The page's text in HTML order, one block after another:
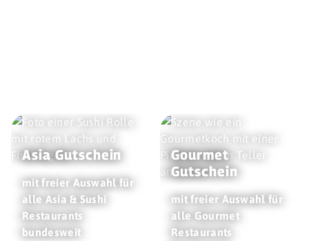
Asia Gutschein
mit freier Auswahl für
alle Asia & Sushi
Restaurants
bundesweit
Gourmet
Gutschein
mit freier Auswahl für
alle Gourmet
Restaurants